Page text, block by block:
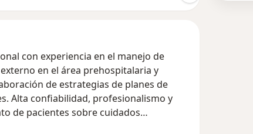
con experiencia en el manejo de
área prehospitalaria y
de estrategias de planes de
Alta confiabilidad, profesionalismo y
de pacientes sobre cuidados
de vida.